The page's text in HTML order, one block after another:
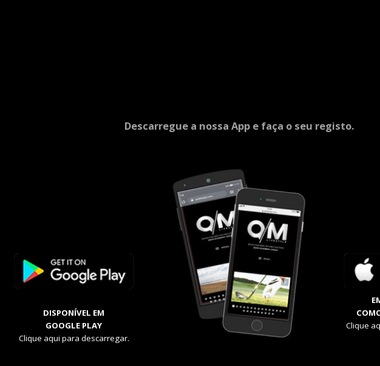
Descarregue a nossa App e faça o seu registo.
DISPONÍVEL EM
GOOGLE PLAY
Clique aqui para descarregar.
Clique